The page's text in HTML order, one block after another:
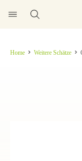
Home Weitere Schätze